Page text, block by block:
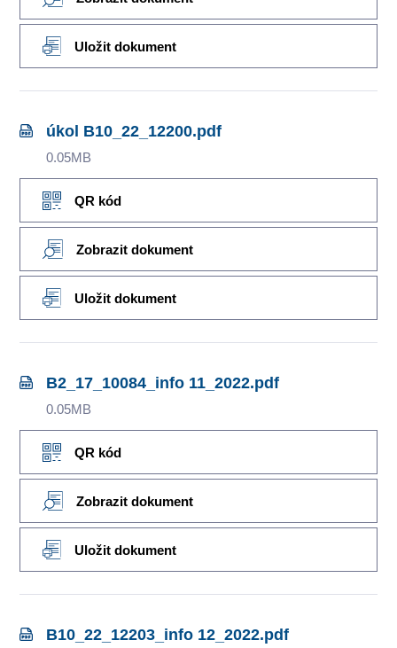
Uložit dokument
úkol B10_22_12200.pdf
0.05MB
QR kód
Zobrazit dokument
Uložit dokument
B2_17_10084_info 11_2022.pdf
0.05MB
QR kód
Zobrazit dokument
Uložit dokument
B10_22_12203_info 12_2022.pdf